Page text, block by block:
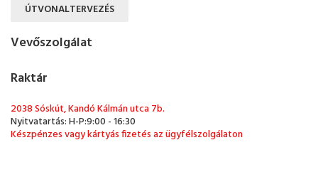
ÚTVONALTERVEZÉS
Vevőszolgálat
Raktár
2038 Sóskút, Kandó Kálmán utca 7b.
Nyitvatartás: H-P:9:00 - 16:30
Készpénzes vagy kártyás fizetés az ügyfélszolgálaton